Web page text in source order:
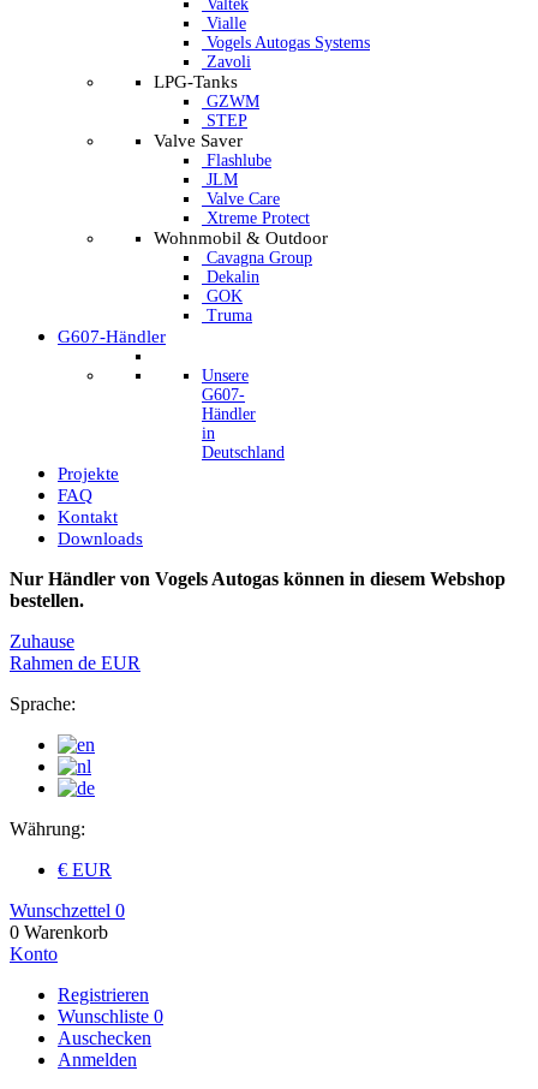
Valtek
Vialle
Vogels Autogas Systems
Zavoli
LPG-Tanks
GZWM
STEP
Valve Saver
Flashlube
JLM
Valve Care
Xtreme Protect
Wohnmobil & Outdoor
Cavagna Group
Dekalin
GOK
Truma
G607-Händler
Unsere
G607-
Händler
in
Deutschland
Projekte
FAQ
Kontakt
Downloads
Nur Händler von Vogels Autogas können in diesem Webshop
bestellen.
Zuhause
Rahmen de EUR
Sprache:
Währung:
€ EUR
Wunschzettel 0
0 Warenkorb
Konto
Registrieren
Wunschliste 0
Auschecken
Anmelden